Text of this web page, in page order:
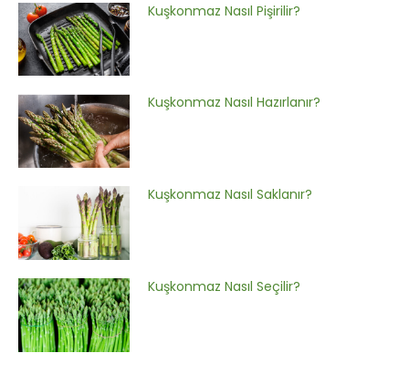
Kuşkonmaz Nasıl Pişirilir?
Kuşkonmaz Nasıl Hazırlanır?
Kuşkonmaz Nasıl Saklanır?
Kuşkonmaz Nasıl Seçilir?